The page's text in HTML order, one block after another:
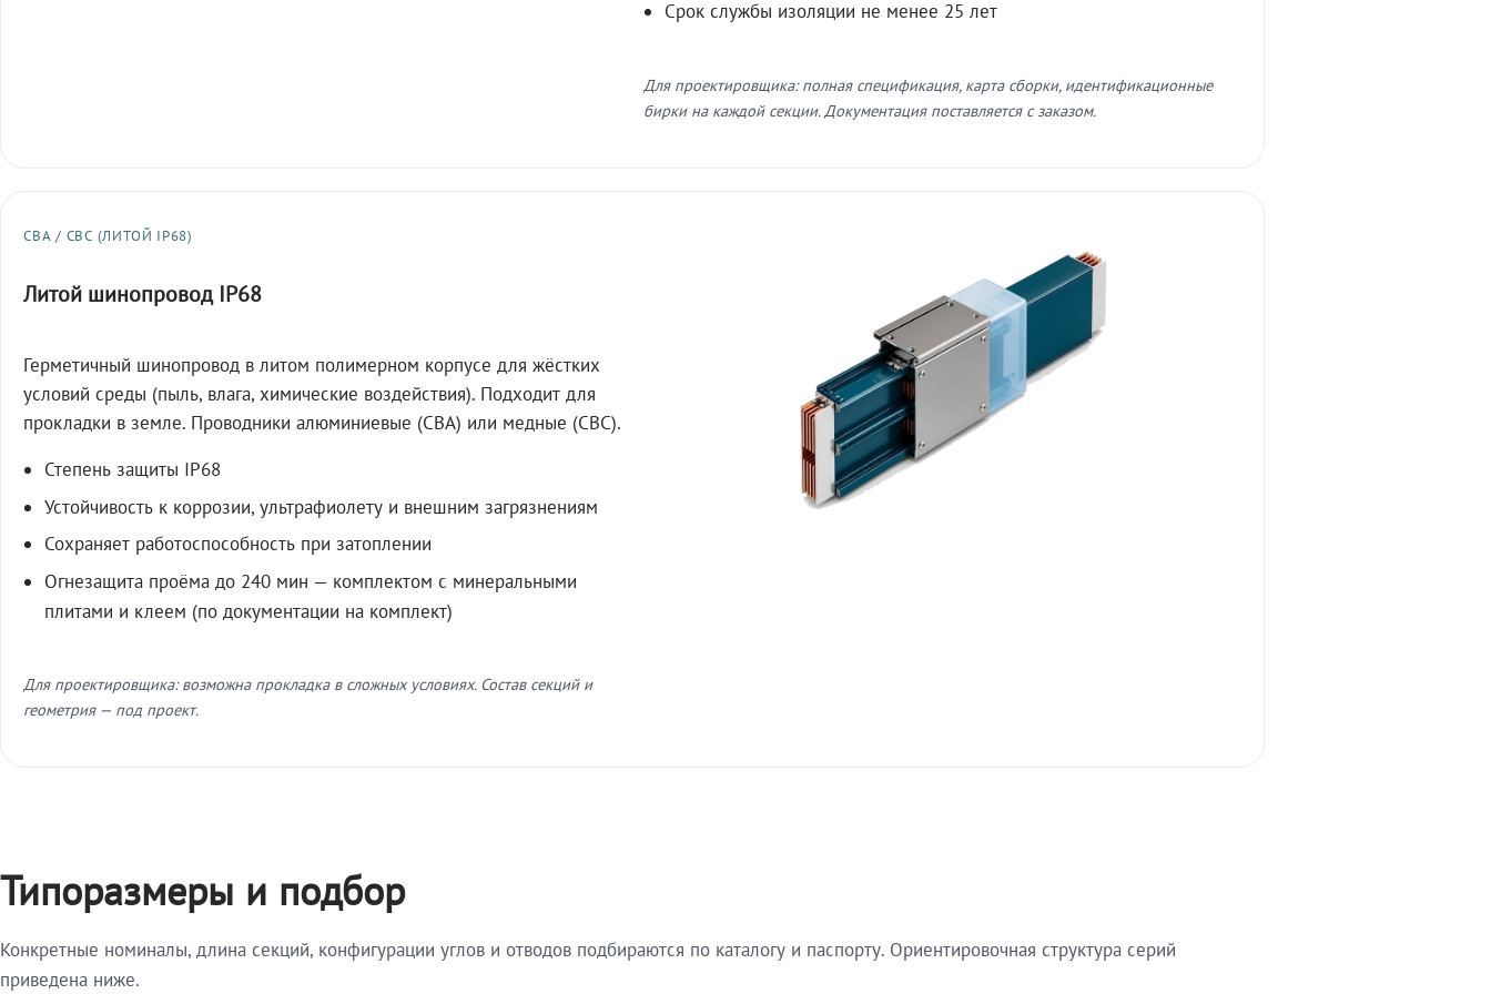
Срок службы изоляции не менее 25 лет
Для проектировщика: полная спецификация, карта сборки, идентификационные
бирки на каждой секции. Документация поставляется с заказом.
СВА / СВС (ЛИТОЙ IP68)
Литой шинопровод IP68
Герметичный шинопровод в литом полимерном корпусе для жёстких
условий среды (пыль, влага, химические воздействия). Подходит для
прокладки в земле. Проводники алюминиевые (СВА) или медные (СВС).
Степень защиты IP68
Устойчивость к коррозии, ультрафиолету и внешним загрязнениям
Сохраняет работоспособность при затоплении
Огнезащита проёма до 240 мин — комплектом с минеральными
плитами и клеем (по документации на комплект)
Для проектировщика: возможна прокладка в сложных условиях. Состав секций и
геометрия — под проект.
Типоразмеры и подбор
Конкретные номиналы, длина секций, конфигурации углов и отводов подбираются по каталогу и паспорту. Ориентировочная структура серий
приведена ниже.